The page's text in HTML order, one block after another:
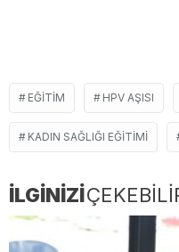
EĞITIM HPV AŞISI
KADIN SAĞLIĞI EĞITIMI
İLGİNİZİ